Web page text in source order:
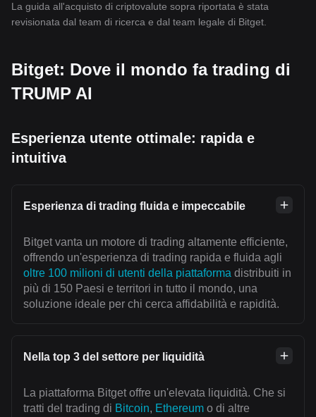
La guida all'acquisto di criptovalute sopra riportata è stata
revisionata dal team di ricerca e dal team legale di Bitget.
Bitget: Dove il mondo fa trading di
TRUMP AI
Esperienza utente ottimale: rapida e
intuitiva
Esperienza di trading fluida e impeccabile
Bitget vanta un motore di trading altamente efficiente,
offrendo un'esperienza di trading rapida e fluida agli
oltre 100 milioni di utenti della piattaforma distribuiti in
più di 150 Paesi e territori in tutto il mondo, una
soluzione ideale per chi cerca affidabilità e rapidità.
Nella top 3 del settore per liquidità
La piattaforma Bitget offre un'elevata liquidità. Che si
tratti del trading di Bitcoin, Ethereum o di altre